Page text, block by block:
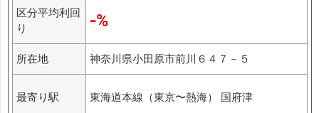
区分平均利回
り
-%
所在地 神奈川県小田原市前川６４７－５
最寄り駅 東海道本線（東京〜熱海） 国府津